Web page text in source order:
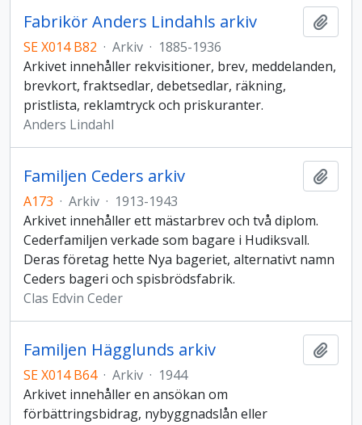
Fabrikör Anders Lindahls arkiv
SE X014 B82 · Arkiv · 1885-1936
Arkivet innehåller rekvisitioner, brev, meddelanden,
brevkort, fraktsedlar, debetsedlar, räkning,
pristlista, reklamtryck och priskuranter.
Anders Lindahl
Familjen Ceders arkiv
A173 · Arkiv · 1913-1943
Arkivet innehåller ett mästarbrev och två diplom.
Cederfamiljen verkade som bagare i Hudiksvall.
Deras företag hette Nya bageriet, alternativt namn
Ceders bageri och spisbrödsfabrik.
Clas Edvin Ceder
Familjen Hägglunds arkiv
SE X014 B64 · Arkiv · 1944
Arkivet innehåller en ansökan om
förbättringsbidrag, nybyggnadslån eller